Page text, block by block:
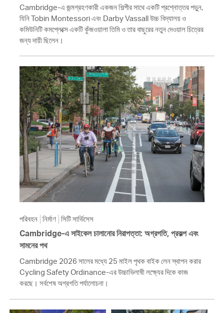
Cambridge-এ জন্মগ্রহণকারী একজন শিল্পীর সাথে একটি প্রশ্নোত্তর পড়ুন,
যিনি Tobin Montessori এবং Darby Vassall উচ্চ বিদ্যালয় ও
কমিউনিটি কমপ্লেক্সে একটি কুঁজওয়ালা তিমি ও তার বাছুরের নতুন দেওয়াল চিত্রের
জন্য দায়ী ছিলেন।
পরিবহন নির্মাণ সিটি সার্ভিসেস
Cambridge-এ সাইকেল চালানোর নিরাপত্তা: অগ্রগতি, প্রকল্প এবং
সামনের পথ
Cambridge 2026 সালের মধ্যে 25 মাইল পৃথক বাইক লেন স্থাপন করার
Cycling Safety Ordinance-এর উচ্চাভিলাষী লক্ষ্যের দিকে কাজ
করছে। সর্বশেষ অগ্রগতি পর্যালোচনা।